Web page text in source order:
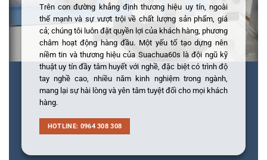
Trên con đường khẳng định thương hiệu uy tín, ngoài
thế mạnh và sự vượt trội về chất lượng sản phẩm, giá
cả; chúng tôi luôn đặt quyền lợi của khách hàng, phương
châm hoạt động hàng đầu. Một yếu tố tạo dựng nên
niềm tin và thương hiệu của Suachua60s là đội ngũ kỹ
thuật uy tín đầy tâm huyết với nghề, đặc biệt có trình độ
tay nghề cao, nhiều năm kinh nghiệm trong ngành,
mang lại sự hài lòng và yên tâm tuyệt đối cho mọi khách
hàng.
HOTLINE: 0964 308 308